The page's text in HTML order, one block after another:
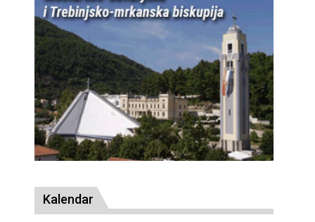
Kalendar